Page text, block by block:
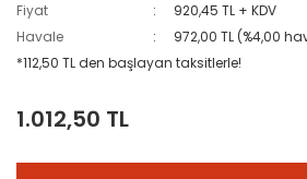
Fiyat
920,45 TL + KDV
Havale
972,00 TL (%4,00
*112,50 TL den başlayan taksitlerle!
1.012,50 TL